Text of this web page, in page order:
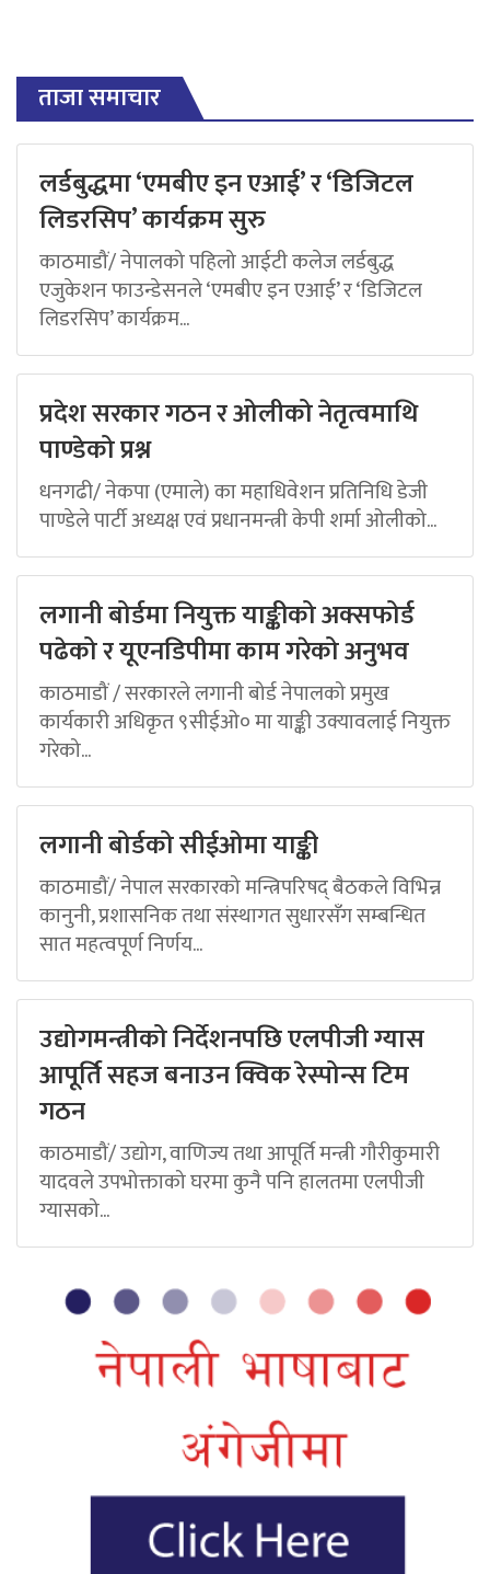
ताजा समाचार
लर्डबुद्धमा ‘एमबीए इन एआई’ र ‘डिजिटल
लिडरसिप’ कार्यक्रम सुरु
काठमाडौं/ नेपालको पहिलो आईटी कलेज लर्डबुद्ध
एजुकेशन फाउन्डेसनले ‘एमबीए इन एआई’ र ‘डिजिटल
लिडरसिप’ कार्यक्रम...
प्रदेश सरकार गठन र ओलीको नेतृत्वमाथि
पाण्डेको प्रश्न
धनगढी/ नेकपा (एमाले) का महाधिवेशन प्रतिनिधि डेजी
पाण्डेले पार्टी अध्यक्ष एवं प्रधानमन्त्री केपी शर्मा ओलीको...
लगानी बोर्डमा नियुक्त याङ्कीको अक्सफोर्ड
पढेको र यूएनडिपीमा काम गरेको अनुभव
काठमाडौं / सरकारले लगानी बोर्ड नेपालको प्रमुख
कार्यकारी अधिकृत ९सीईओ० मा याङ्की उक्यावलाई नियुक्त
गरेको...
लगानी बोर्डको सीईओमा याङ्की
काठमाडौं/ नेपाल सरकारको मन्त्रिपरिषद् बैठकले विभिन्न
कानुनी, प्रशासनिक तथा संस्थागत सुधारसँग सम्बन्धित
सात महत्वपूर्ण निर्णय...
उद्योगमन्त्रीको निर्देशनपछि एलपीजी ग्यास
आपूर्ति सहज बनाउन क्विक रेस्पोन्स टिम
गठन
काठमाडौं/ उद्योग, वाणिज्य तथा आपूर्ति मन्त्री गौरीकुमारी
यादवले उपभोक्ताको घरमा कुनै पनि हालतमा एलपीजी
ग्यासको...